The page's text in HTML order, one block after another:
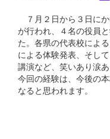
７月２日から３日にか
が行われ、４名の役員
た。各県の代表校によ
による体験発表、そし
講演など、笑いあり涙
今回の経験は、今後の
なると思われます。